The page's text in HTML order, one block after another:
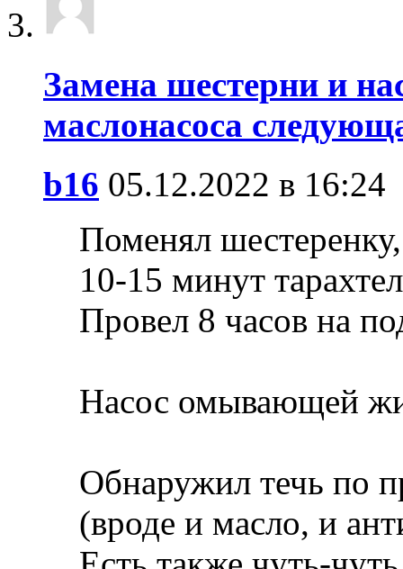
Замена шестерни и
маслонасоса
b16 05.12.2022 в 16:24
Поменял
10-15 минут
Провел 8 часов на
Насос омывающей
Обнаружил течь по
(вроде и масло, и